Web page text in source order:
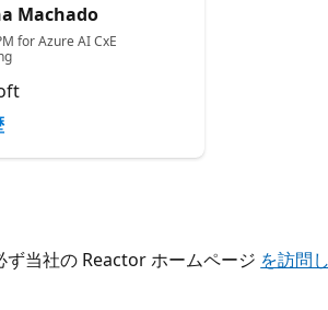
Machado
for Azure AI CxE
当社の Reactor ホームページ を訪問し